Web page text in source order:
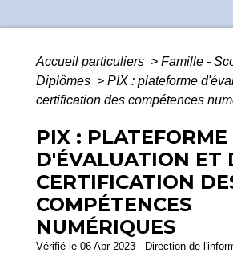
Accueil particuliers > Famille -
Diplômes > PIX : plateforme
certification des compétences
PIX : PLATEFORME
D'ÉVALUATION ET
CERTIFICATION
COMPÉTENCES
NUMÉRIQUES
Vérifié le 06 Apr 2023 - Direction de